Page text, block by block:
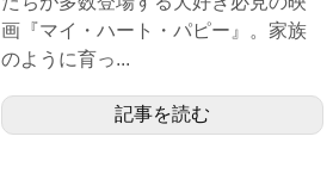
画『マイ・ハート・パピー』。家族
のように育っ...
記事を読む